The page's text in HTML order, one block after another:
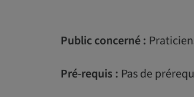
Public concerné :
Pré-requis : Pas de